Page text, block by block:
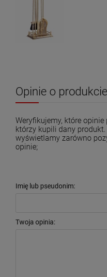
Opinie o
Weryfikujemy, które
którzy kupili dany
wyświetlamy zarówno
opinie;
Imię lub pseudonim:
Twoja opinia: